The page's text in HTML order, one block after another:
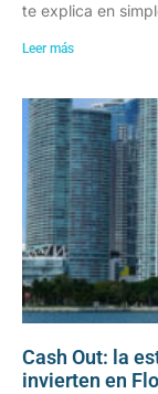
te explica en
Leer más
Cash Out: la
invierten en